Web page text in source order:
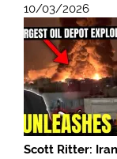
10/03/2026
Scott Ritter: Iran